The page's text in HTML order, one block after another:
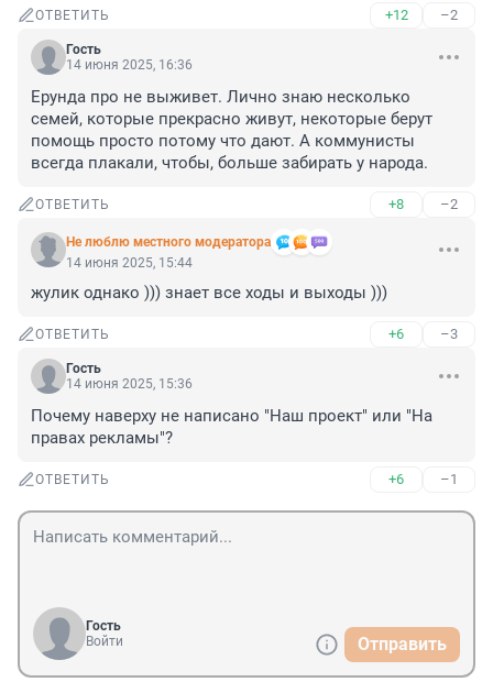
ОТВЕТИТЬ +12 –2
Гость
14 июня 2025, 16:36
Ерунда про не выживет. Лично знаю несколько
семей, которые прекрасно живут, некоторые берут
помощь просто потому что дают. А коммунисты
всегда плакали, чтобы, больше забирать у народа.
ОТВЕТИТЬ +8 –2
Не люблю местного модератора
14 июня 2025, 15:44
жулик однако ))) знает все ходы и выходы )))
ОТВЕТИТЬ +6 –3
Гость
14 июня 2025, 15:36
Почему наверху не написано "Наш проект" или "На
правах рекламы"?
ОТВЕТИТЬ +6 –1
Гость
Войти
Отправить